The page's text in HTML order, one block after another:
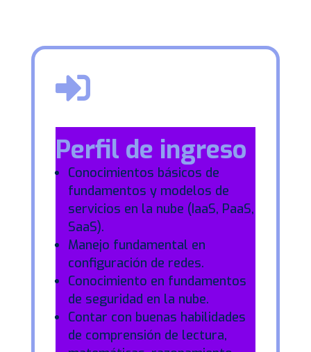

Perfil de ingreso
Conocimientos básicos de
fundamentos y modelos de
servicios en la nube (IaaS, PaaS,
SaaS).
Manejo fundamental en
configuración de redes.
Conocimiento en fundamentos
de seguridad en la nube.
Contar con buenas habilidades
de comprensión de lectura,